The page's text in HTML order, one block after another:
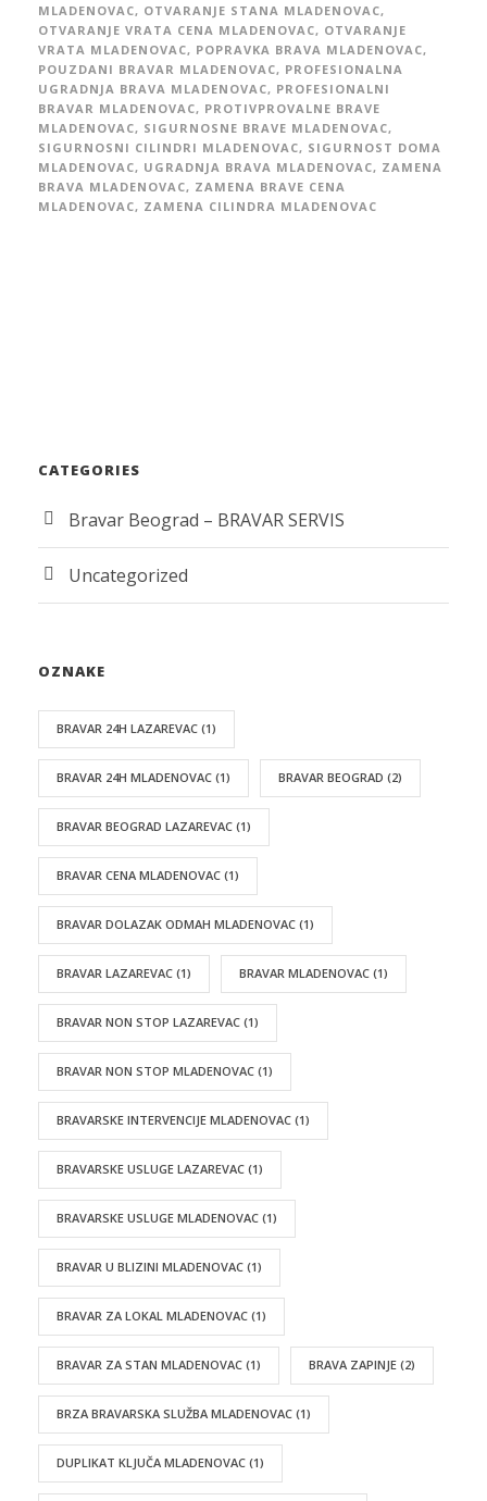
MLADENOVAC, OTVARANJE STANA MLADENOVAC,
OTVARANJE VRATA CENA MLADENOVAC, OTVARANJE
VRATA MLADENOVAC, POPRAVKA BRAVA MLADENOVAC,
POUZDANI BRAVAR MLADENOVAC, PROFESIONALNA
UGRADNJA BRAVA MLADENOVAC, PROFESIONALNI
BRAVAR MLADENOVAC, PROTIVPROVALNE BRAVE
MLADENOVAC, SIGURNOSNE BRAVE MLADENOVAC,
SIGURNOSNI CILINDRI MLADENOVAC, SIGURNOST DOMA
MLADENOVAC, UGRADNJA BRAVA MLADENOVAC, ZAMENA
BRAVA MLADENOVAC, ZAMENA BRAVE CENA
MLADENOVAC, ZAMENA CILINDRA MLADENOVAC
CATEGORIES
Bravar Beograd – BRAVAR SERVIS
Uncategorized
OZNAKE
BRAVAR 24H LAZAREVAC (1)
BRAVAR 24H MLADENOVAC (1) BRAVAR BEOGRAD (2)
BRAVAR BEOGRAD LAZAREVAC (1)
BRAVAR CENA MLADENOVAC (1)
BRAVAR DOLAZAK ODMAH MLADENOVAC (1)
BRAVAR LAZAREVAC (1) BRAVAR MLADENOVAC (1)
BRAVAR NON STOP LAZAREVAC (1)
BRAVAR NON STOP MLADENOVAC (1)
BRAVARSKE INTERVENCIJE MLADENOVAC (1)
BRAVARSKE USLUGE LAZAREVAC (1)
BRAVARSKE USLUGE MLADENOVAC (1)
BRAVAR U BLIZINI MLADENOVAC (1)
BRAVAR ZA LOKAL MLADENOVAC (1)
BRAVAR ZA STAN MLADENOVAC (1) BRAVA ZAPINJE (2)
BRZA BRAVARSKA SLUŽBA MLADENOVAC (1)
DUPLIKAT KLJUČA MLADENOVAC (1)